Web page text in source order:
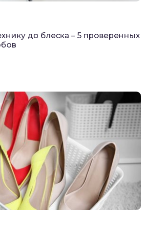
до блеска – 5 проверенных